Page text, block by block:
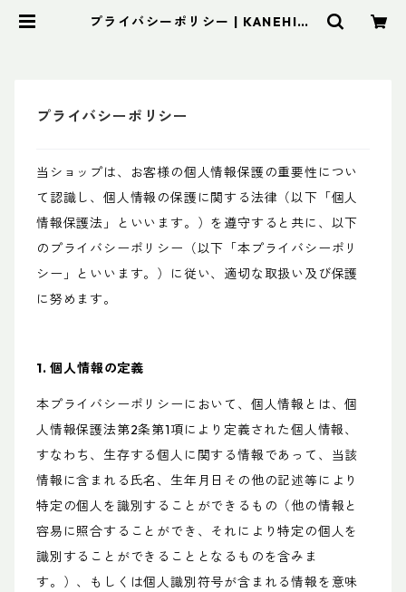
プライバシーポリシー | KANEHISA
プライバシーポリシー
当ショップは、お客様の個人情報保護の重要性につい
て認識し、個人情報の保護に関する法律（以下「個人
情報保護法」といいます。）を遵守すると共に、以下
のプライバシーポリシー（以下「本プライバシーポリ
シー」といいます。）に従い、適切な取扱い及び保護
に努めます。
1. 個人情報の定義
本プライバシーポリシーにおいて、個人情報とは、個
人情報保護法第2条第1項により定義された個人情報、
すなわち、生存する個人に関する情報であって、当該
情報に含まれる氏名、生年月日その他の記述等により
特定の個人を識別することができるもの（他の情報と
容易に照合することができ、それにより特定の個人を
識別することができることとなるものを含みま
す。）、もしくは個人識別符号が含まれる情報を意味